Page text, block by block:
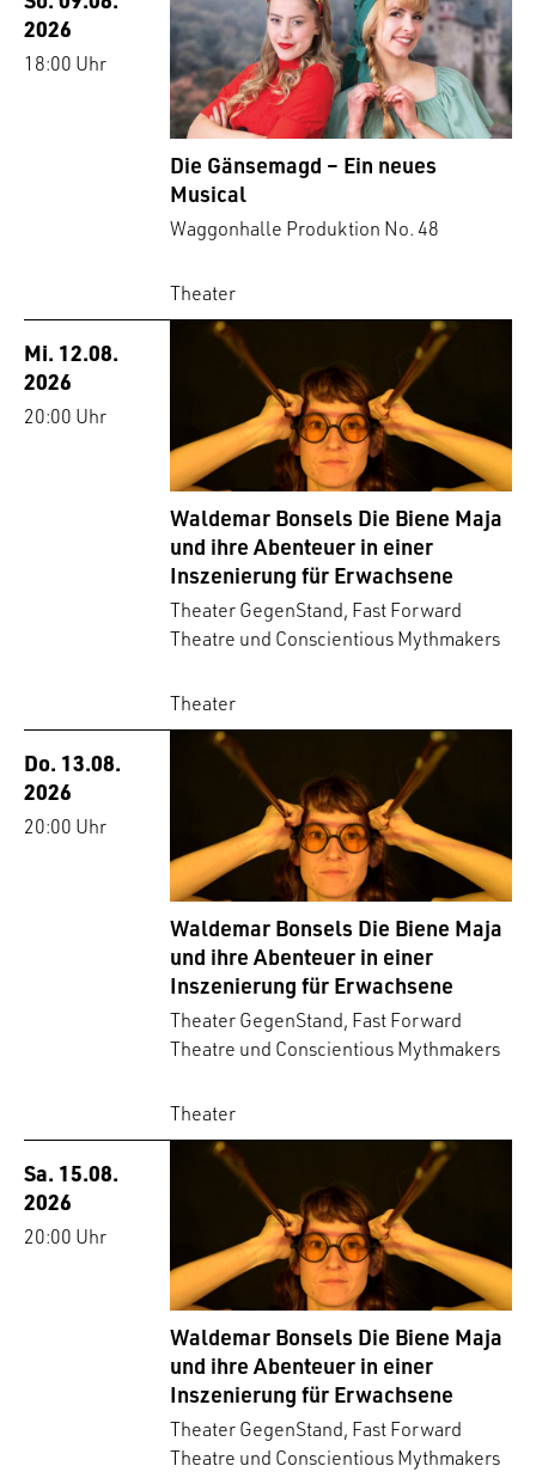
2026
18:00 Uhr
Die Gänsemagd – Ein neues
Musical
Waggonhalle Produktion No. 48
Theater
Mi. 12.08.
2026
20:00 Uhr
Waldemar Bonsels Die Biene Maja
und ihre Abenteuer in einer
Inszenierung für Erwachsene
Theater GegenStand, Fast Forward
Theatre und Conscientious Mythmakers
Theater
Do. 13.08.
2026
20:00 Uhr
Waldemar Bonsels Die Biene Maja
und ihre Abenteuer in einer
Inszenierung für Erwachsene
Theater GegenStand, Fast Forward
Theatre und Conscientious Mythmakers
Theater
Sa. 15.08.
2026
20:00 Uhr
Waldemar Bonsels Die Biene Maja
und ihre Abenteuer in einer
Inszenierung für Erwachsene
Theater GegenStand, Fast Forward
Theatre und Conscientious Mythmakers